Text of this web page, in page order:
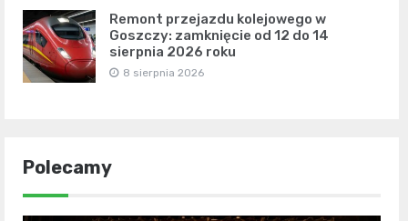
Remont przejazdu kolejowego w
Goszczy: zamknięcie od 12 do 14
sierpnia 2026 roku
8 sierpnia 2026
Polecamy